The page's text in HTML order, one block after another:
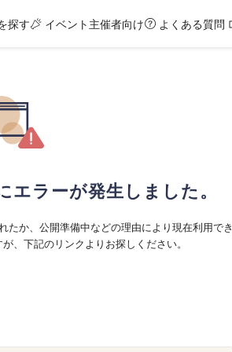
探す イベント主催者向け よくある質問
エラーが発生しました。
たか、公開準備中などの理由により現在利用でき
、下記のリンクよりお探しください。